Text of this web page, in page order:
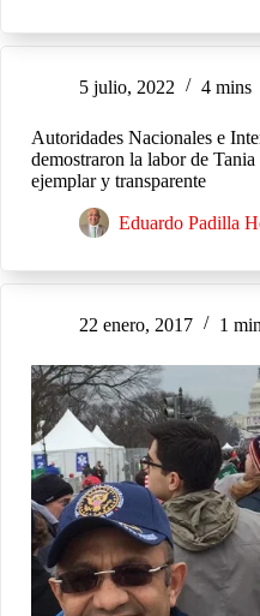
5 julio, 2022 4 mins
Autoridades Nacionales e
demostraron la labor de
ejemplar y transparente
Eduardo Padilla
22 enero, 2017 1 min